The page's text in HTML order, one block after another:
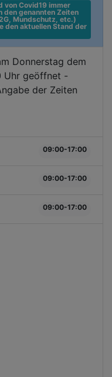
von Covid19 immer
den genannten Zeiten
Mundschutz, etc.)
den aktuellen Stand der
Donnerstag dem
Uhr geöffnet -
der Zeiten
09:00-17:00
09:00-17:00
09:00-17:00